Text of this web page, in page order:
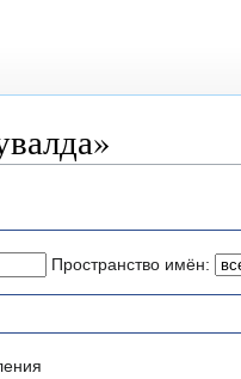
Пространство имён: